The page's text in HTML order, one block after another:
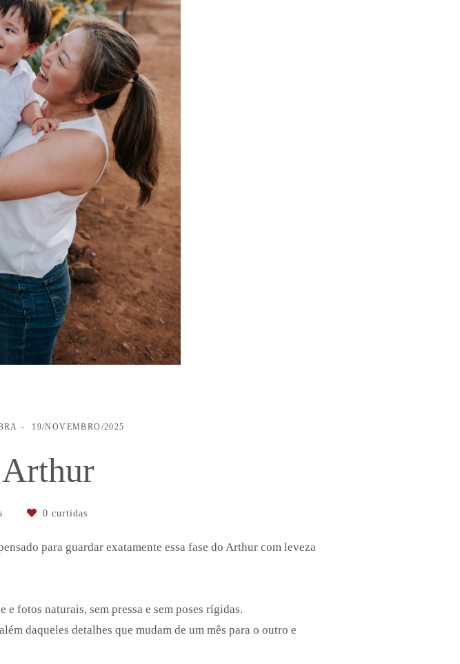
19/NOVEMBRO/2025
0 curtidas
para guardar exatamente essa fase do Arthur com leveza
fotos naturais, sem pressa e sem poses rígidas.
daqueles detalhes que mudam de um mês para o outro e